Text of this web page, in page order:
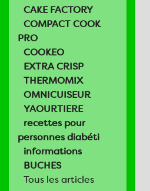
CAKE FACTORY
COMPACT COOK
PRO
COOKEO
EXTRA CRISP
THERMOMIX
OMNICUISEUR
YAOURTIERE
recettes pour
personnes diabéti
informations
BUCHES
Tous les articles